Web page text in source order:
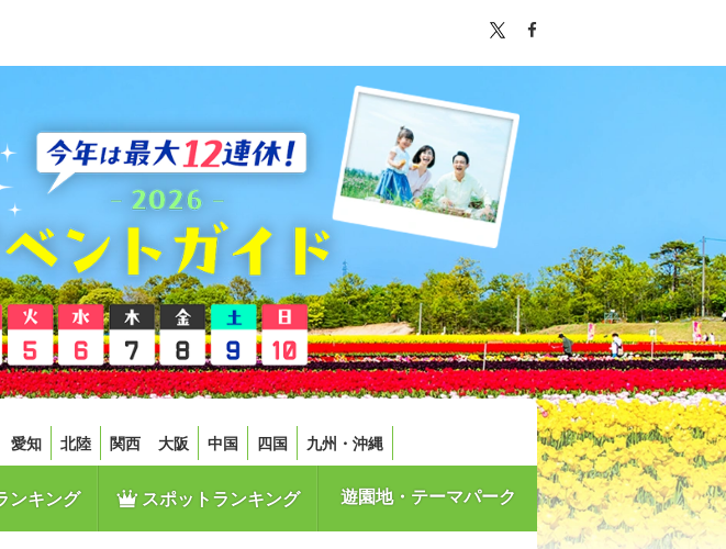
愛知 北陸 関西 大阪 中国 四国 九州・沖縄
ンキング スポットランキング 遊園地・テーマパーク